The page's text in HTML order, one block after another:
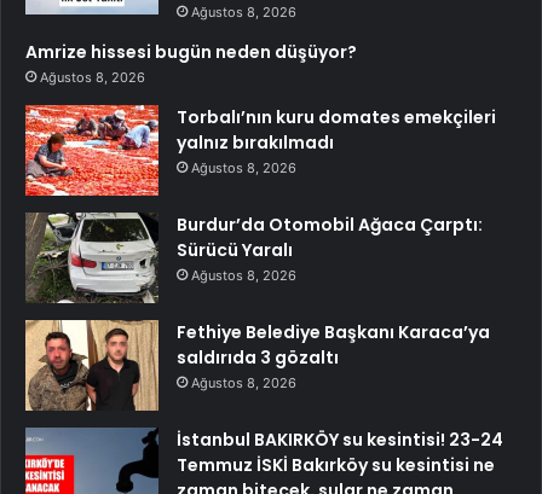
Ağustos 8, 2026
Amrize hissesi bugün neden düşüyor?
Ağustos 8, 2026
Torbalı’nın kuru domates emekçileri
yalnız bırakılmadı
Ağustos 8, 2026
Burdur’da Otomobil Ağaca Çarptı:
Sürücü Yaralı
Ağustos 8, 2026
Fethiye Belediye Başkanı Karaca’ya
saldırıda 3 gözaltı
Ağustos 8, 2026
İstanbul BAKIRKÖY su kesintisi! 23-24
Temmuz İSKİ Bakırköy su kesintisi ne